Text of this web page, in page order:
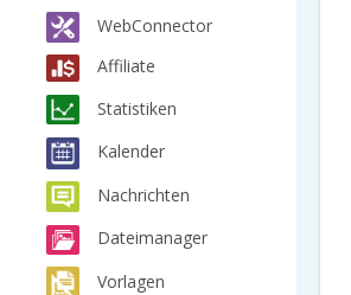
WebConnector
Affiliate
Statistiken
Kalender
Nachrichten
Dateimanager
Vorlagen